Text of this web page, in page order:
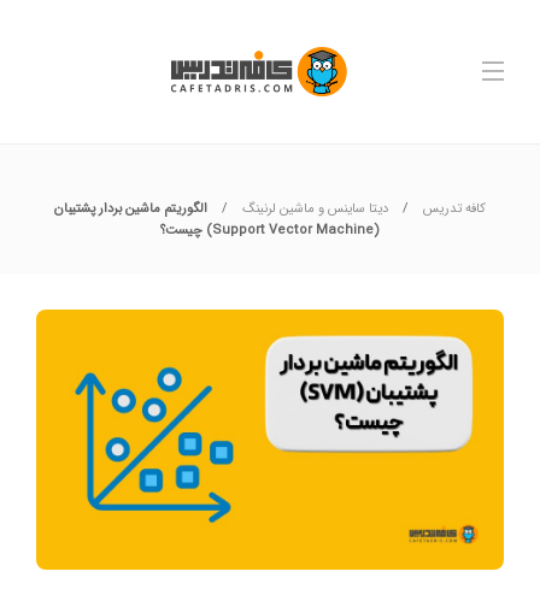
کافه تدریس دیتا ساینس و ماشین لرنینگ
الگوریتم ماشین بردار پشتیبان
(Support Vector Machine) چیست؟